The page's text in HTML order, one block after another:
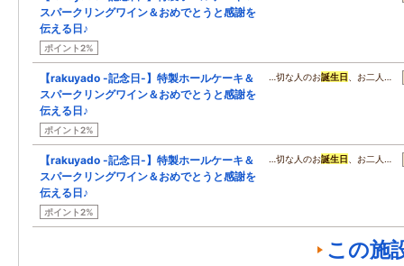
スパークリングワイン＆おめでとうと感謝を
伝える日♪
ポイント2%
【rakuyado -記念日-】特製ホールケーキ＆
スパークリングワイン＆おめでとうと感謝を
伝える日♪
ポイント2%
…切な人のお誕生日 、お二人…
【rakuyado -記念日-】特製ホールケーキ＆
スパークリングワイン＆おめでとうと感謝を
伝える日♪
ポイント2%
…切な人のお誕生日 、お二人…
この施